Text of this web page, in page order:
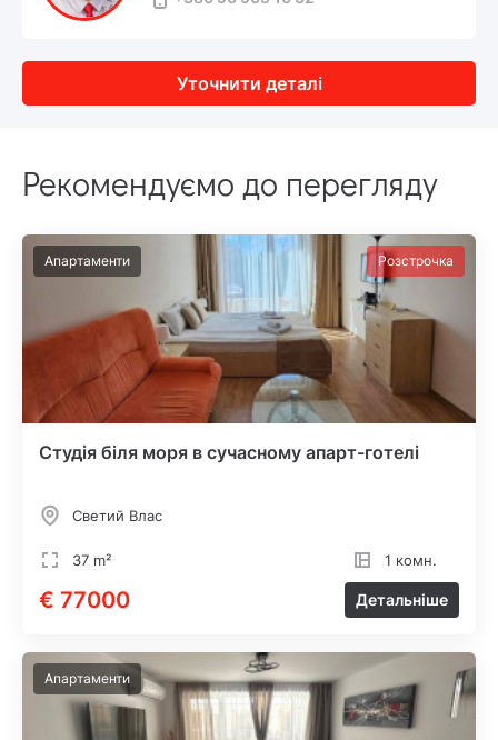
Уточнити деталі
Рекомендуємо до перегляду
Апартаменти Розстрочка
Студія біля моря в сучасному апарт-готелі
Светий Влас
37 m² 1 комн.
€ 77000 Детальніше
Апартаменти